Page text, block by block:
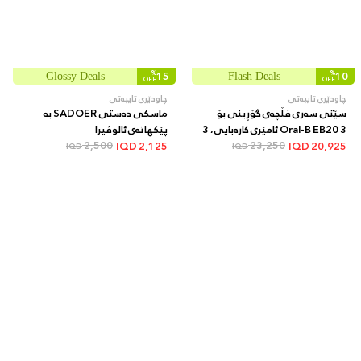
10
%
OFF
Flash Deals
چاودێری تایبەتی
سێتی سەری فڵچەی گۆڕینی بۆ
Oral-B EB20 3 ئامێری کارەبایی، 3
پارچە
20,925
23,250
IQD
15
%
OFF
Glossy Deals
چاودێری تایبەتی
ماسکی دەستی SADOER بە
پێکهاتەی ئالوڤیرا
2,125
2,500
IQD